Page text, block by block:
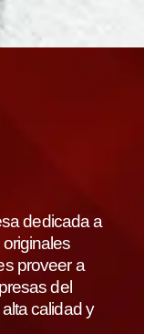
dedicada a
proveer a
del
calidad y